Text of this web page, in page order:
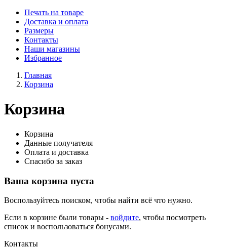
Печать на товаре
Доставка и оплата
Размеры
Контакты
Наши магазины
Избранное
Главная
Корзина
Корзина
Корзина
Данные получателя
Оплата и доставка
Спасибо за заказ
Ваша корзина пуста
Воспользуйтесь поиском, чтобы найти всё что нужно.
Если в корзине были товары - войдите, чтобы посмотреть
список и воспользоваться бонусами.
Контакты